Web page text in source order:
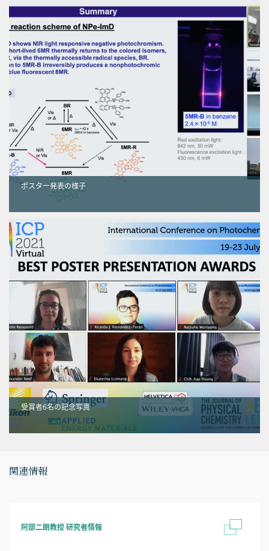
ポスター発表の様子
受賞者6名の記念写真
関連情報
阿部二朗教授 研究者情報